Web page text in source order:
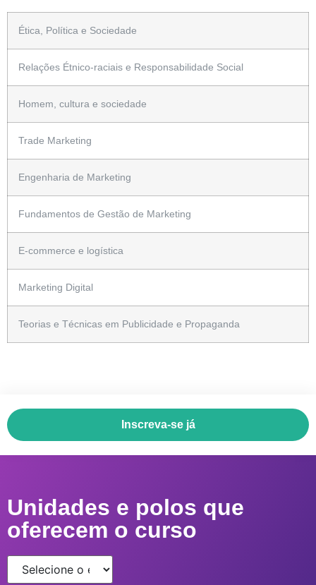
Ética, Política e Sociedade
Relações Étnico-raciais e Responsabilidade Social
Homem, cultura e sociedade
Trade Marketing
Engenharia de Marketing
Fundamentos de Gestão de Marketing
E-commerce e logística
Marketing Digital
Teorias e Técnicas em Publicidade e Propaganda
Inscreva-se já
Unidades e polos que
oferecem o curso